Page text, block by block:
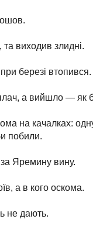
та виходив злидні.
березі втопився.
а вийшло — як
на качалках:
побили.
Яремину вину.
а в кого оскома.
не дають.